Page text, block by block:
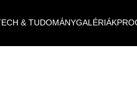
& TUDOMÁNYGALÉRIÁK